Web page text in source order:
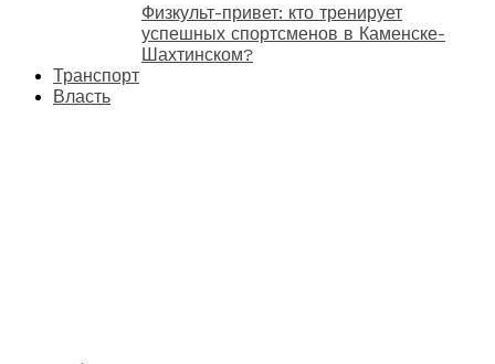
Физкульт-привет: кто тренирует
успешных спортсменов в Каменске-
Шахтинском?
Транспорт
Власть